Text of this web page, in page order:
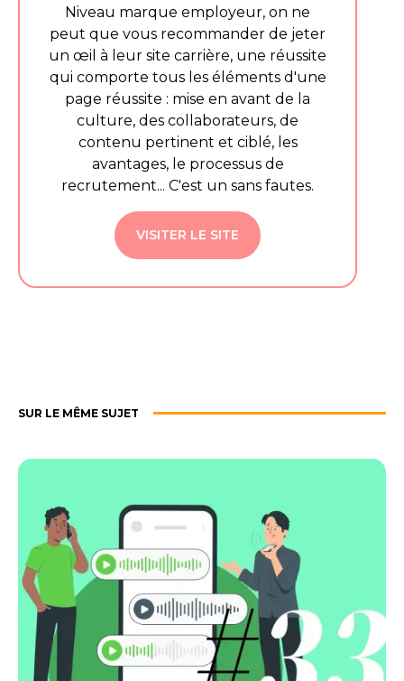
Niveau marque employeur, on ne
peut que vous recommander de jeter
un œil à leur site carrière, une réussite
qui comporte tous les éléments d'une
page réussite : mise en avant de la
culture, des collaborateurs, de
contenu pertinent et ciblé, les
avantages, le processus de
recrutement... C'est un sans fautes.
VISITER LE SITE
SUR LE MÊME SUJET